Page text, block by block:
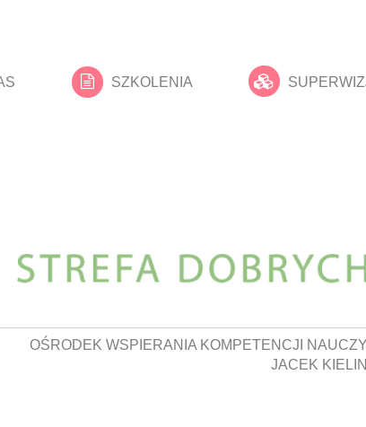
SZKOLENIA
OŚRODEK WSPIERANIA KOMPETENCJI
JACEK KIELIN